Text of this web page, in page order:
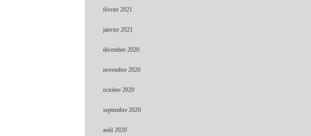
février 2021
janvier 2021
décembre 2020
novembre 2020
octobre 2020
septembre 2020
août 2020